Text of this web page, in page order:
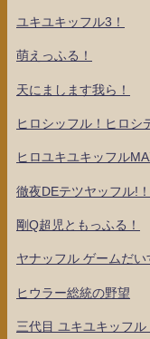
ユキユキッフル3！
萌えっふる！
天にまします我ら！
ヒロシッフル！ヒロシ
ヒロユキユキッフル
徹夜DEテツヤッフル!
剛Q超児ともっふる！
ヤナッフル ゲームだい
ヒウラー総統の野望
三代目 ユキユキッフ